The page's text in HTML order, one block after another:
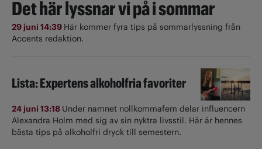
Det här lyssnar vi på i sommar
29 juni 14:39 Här kommer fyra tips på sommarlyssning från
Accents redaktion.
Lista: Expertens alkoholfria favoriter
24 juni 13:18 Under namnet nollkommafem delar influencern
Alexandra Holm med sig av sin nyktra livsstil. Här är hennes
bästa tips på alkoholfri dryck till semestern.